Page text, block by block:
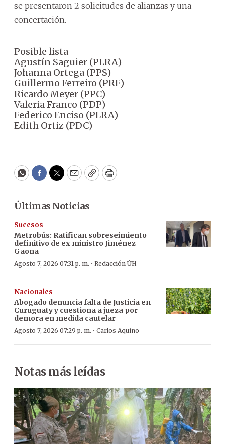
se presentaron 2 solicitudes de alianzas y una
concertación.
Posible lista
Agustín Saguier (PLRA)
Johanna Ortega (PPS)
Guillermo Ferreiro (PRF)
Ricardo Meyer (PPC)
Valeria Franco (PDP)
Federico Enciso (PLRA)
Edith Ortiz (PDC)
WhatsApp
Facebook
Twitter
EmailCopyPrint
Últimas Noticias
Sucesos
Metrobús: Ratifican sobreseimiento
definitivo de ex ministro Jiménez
Gaona
Agosto 7, 2026 07:31 p. m. · Redacción ÚH
Nacionales
Abogado denuncia falta de Justicia en
Curuguaty y cuestiona a jueza por
demora en medida cautelar
Agosto 7, 2026 07:29 p. m. · Carlos Aquino
Notas más leídas